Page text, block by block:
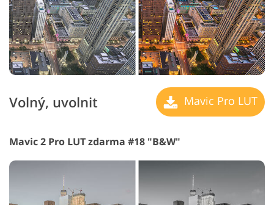
Volný, uvolnit Mavic Pro LUT
Mavic 2 Pro LUT zdarma #18 "B&W"